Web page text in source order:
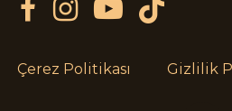
Çerez Politikası Gizlilik